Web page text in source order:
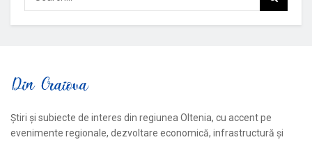
Știri și subiecte de interes din regiunea Oltenia, cu accent pe
evenimente regionale, dezvoltare economică, infrastructură și